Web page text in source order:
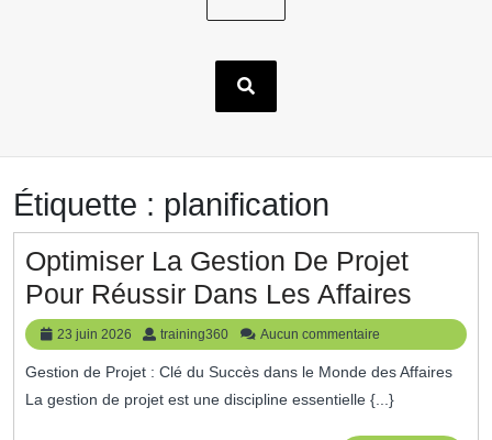
Étiquette : planification
Optimiser La Gestion De Projet
Pour Réussir Dans Les Affaires
La
23 juin 2026
23
juin
2026
training360 training360
Aucun commentaire
Gestion de Projet : Clé du Succès dans le Monde des Affaires
La gestion de projet est une discipline essentielle {...}